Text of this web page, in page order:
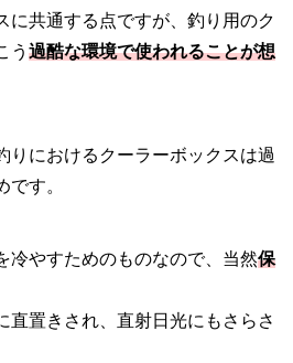
に共通する点ですが、釣り用のク
う 過酷な環境で使われることが想
りにおけるクーラーボックスは過
す。
冷やすためのものなので、当然保
直置きされ、直射日光にもさらさ